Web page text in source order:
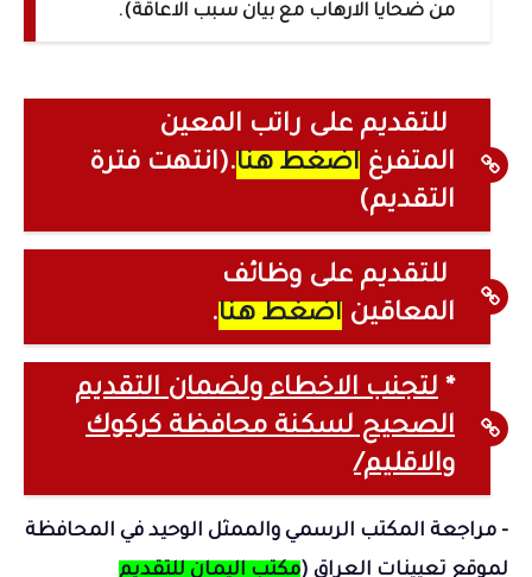
من ضحايا الارهاب مع بيان سبب الاعاقة).
للتقديم على راتب المعين
المتفرغ اضغط هنا.(انتهت فترة
التقديم)
للتقديم على وظائف
المعاقين اضغط هنا.
* لتجنب الاخطاء ولضمان التقديم
الصحيح لسكنة محافظة كركوك
والاقليم/
- مراجعة المكتب الرسمي والممثل الوحيد في المحافظة
لموقع تعيينات العراق (مكتب اليمان للتقديم